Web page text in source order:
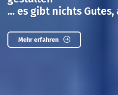
... es gibt nichts Gutes,
Mehr erfahren